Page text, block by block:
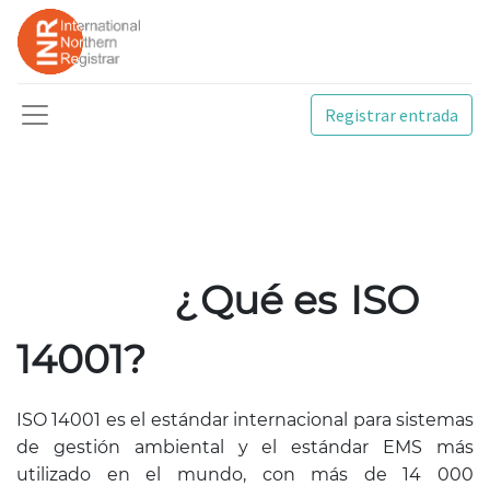
Registrar entrada
¿Qué es ISO
14001?
ISO 14001 es el estándar internacional para sistemas
de gestión ambiental y el estándar EMS más
utilizado en el mundo, con más de 14 000